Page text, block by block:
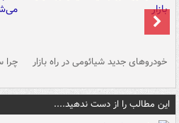
خودروهای جدید شیائومی در راه بازار
این مطالب را از دست ندهید....